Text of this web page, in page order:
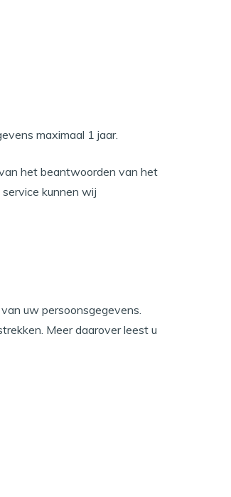
maximaal 1 jaar.
het beantwoorden van het
kunnen wij
uw persoonsgegevens.
Meer daarover leest u